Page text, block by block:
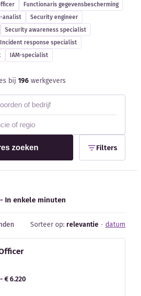
Functionaris gegevensbescherming
analist
Security engineer
Security awareness specialist
Incident response specialist
IAM-specialist
bij 196 werkgevers
zoeken Filters
- In enkele minuten
Sorteer op: relevantie - datum
€ 6.220